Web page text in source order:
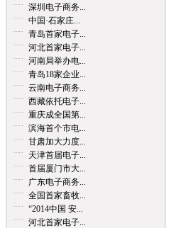
深圳电子商务...
中国·石家庄...
青岛首家电子...
河北首家电子...
河南局举办电...
青岛18家企业...
云南电子商务...
西藏依托电子...
重庆成全国第...
滨海首个市电...
甘肃加大力度...
天津首届电子...
首届厦门市大...
广东电子商务...
全国首家畜牧...
“2014中国 安...
河北首家电子...